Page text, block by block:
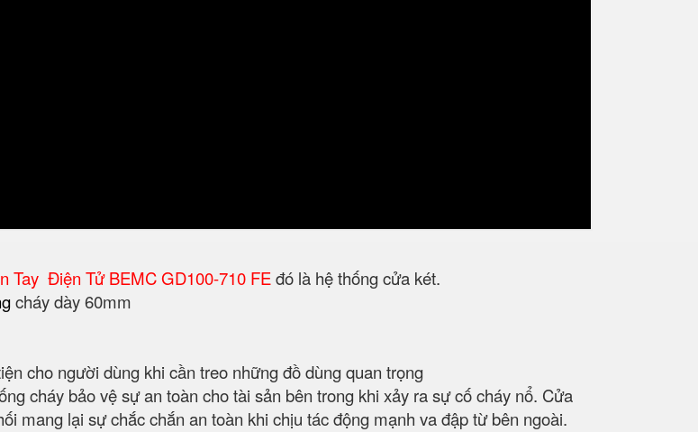
Tay Điện Tử BEMC GD100-710 FEđó là hệ thống cửa két.
cháy dày 60mm
cho người dùng khi cần treo những đồ dùng quan trọng
cháy bảo vệ sự an toàn cho tài sản bên trong khi xảy ra sự cố cháy nổ. Cửa
mang lại sự chắc chắn an toàn khi chịu tác động mạnh va đập từ bên ngoài.